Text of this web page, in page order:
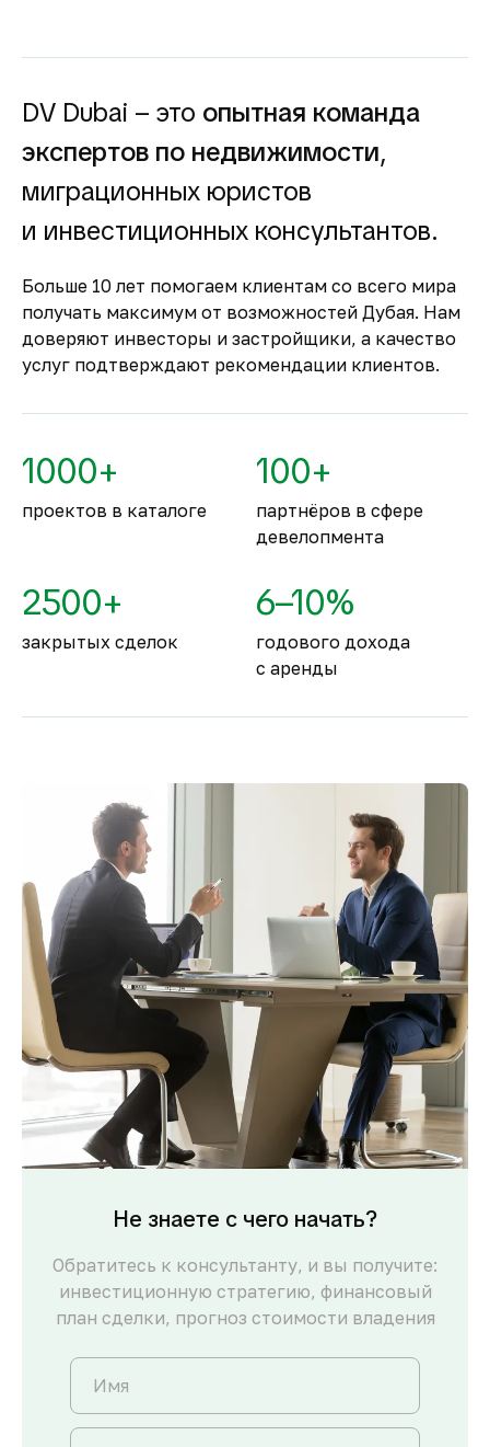
доходность для инвесторов как от
аренды.
строящуюся
недвижимость
Оплата за объект поступает на эскроу-счёт.
Застройщик сможет получить с него деньги
только после ввода объекта в
Комфортное и
безопасное место для
жизни
По уровню безопасности жизни
занимают второе место в мире.
DV Dubai – это опытная команда
экспертов по недвижимости,
миграционных юристов
и инвестиционных консультантов.
Больше 10 лет помогаем клиентам со всего мира
получать максимум от возможностей Дубая. Нам
доверяют инвесторы и застройщики, а качество
услуг подтверждают рекомендации клиентов.
1000+
проектов в каталоге
100+
партнёров в сфере
девелопмента
2500+
закрытых сделок
6–10%
годового дохода
с аренды
Не знаете с чего начать?
Обратитесь к консультанту, и вы получите:
инвестиционную стратегию, финансовый
план сделки, прогноз стоимости владения